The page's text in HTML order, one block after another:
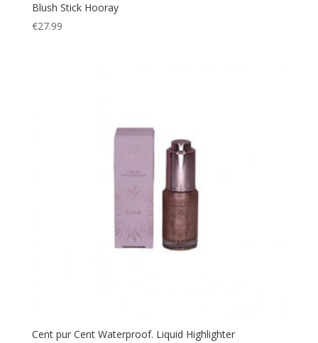
Blush Stick Hooray
€27.99
Cent pur Cent Waterproof. Liquid Highlighter